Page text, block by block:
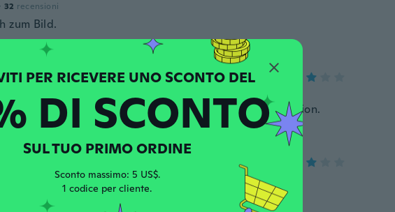
· 32 recensioni
zum Bild.
than a top. Too long to wear with leggings in my opinion.
recensioni
ISCRIVITI PER RICEVERE UNO SCONTO DEL
DI SCONTO
SUL TUO PRIMO ORDINE
Sconto massimo: 5 US$.
1 codice per cliente.